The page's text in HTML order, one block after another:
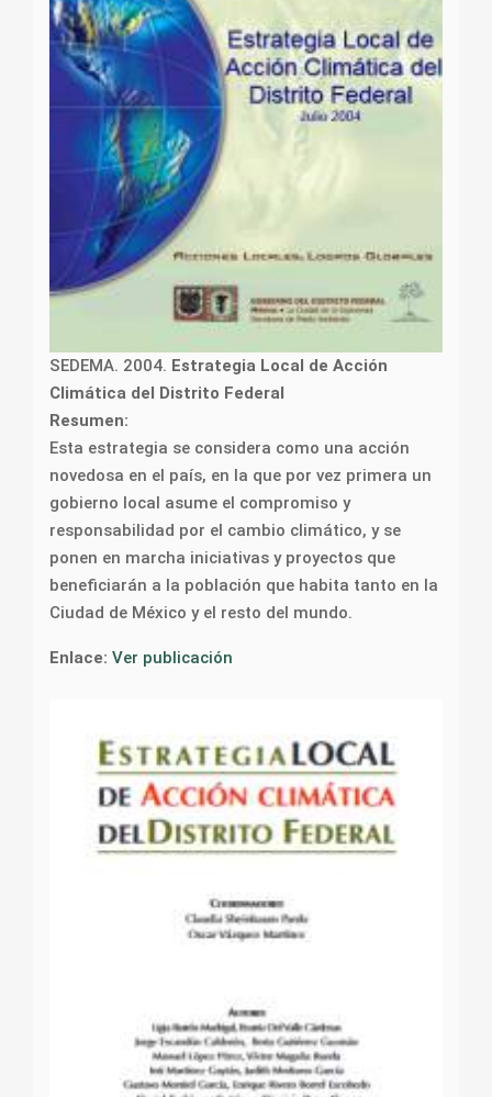
SEDEMA. 2004. Estrategia Local de Acción
Climática del Distrito Federal
Resumen:
Esta estrategia se considera como una acción
novedosa en el país, en la que por vez primera un
gobierno local asume el compromiso y
responsabilidad por el cambio climático, y se
ponen en marcha iniciativas y proyectos que
beneficiarán a la población que habita tanto en la
Ciudad de México y el resto del mundo.
Enlace: Ver publicación